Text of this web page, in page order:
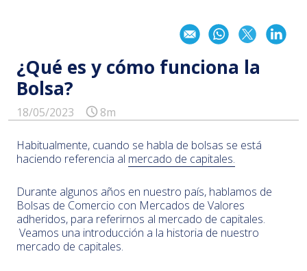
¿Qué es y cómo funciona la
Bolsa?
18/05/2023 8m
Habitualmente, cuando se habla de bolsas se está
haciendo referencia al mercado de capitales.
Durante algunos años en nuestro país, hablamos de
Bolsas de Comercio con Mercados de Valores
adheridos, para referirnos al mercado de capitales.
Veamos una introducción a la historia de nuestro
mercado de capitales.